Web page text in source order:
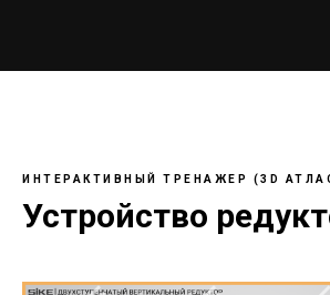
ИНТЕРАКТИВНЫЙ ТРЕНАЖЕР (3 D
Устройство